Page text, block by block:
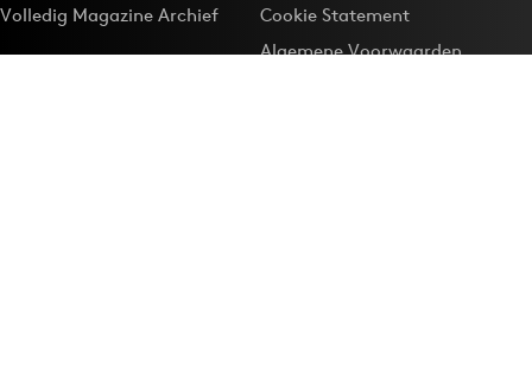
Volledig Magazine Archief
Cookie Statement
Algemene Voorwaarden